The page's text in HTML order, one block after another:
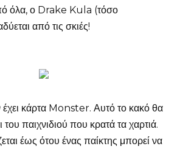
όλα, ο Drake Kula (τόσο
από τις σκιές!
κάρτα Monster. Αυτό το κακό θα
του παιχνιδιού που κρατά τα χαρτιά.
έως ότου ένας παίκτης μπορεί να